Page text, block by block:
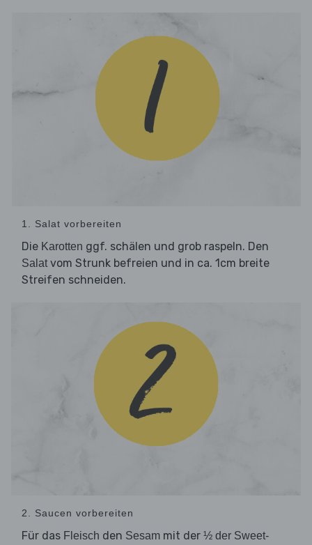
1. Salat vorbereiten
Die Karotten ggf. schälen und grob raspeln. Den
Salat vom Strunk befreien und in ca. 1cm breite
Streifen schneiden.
2. Saucen vorbereiten
Für das Fleisch den Sesam mit der ½ der Sweet-